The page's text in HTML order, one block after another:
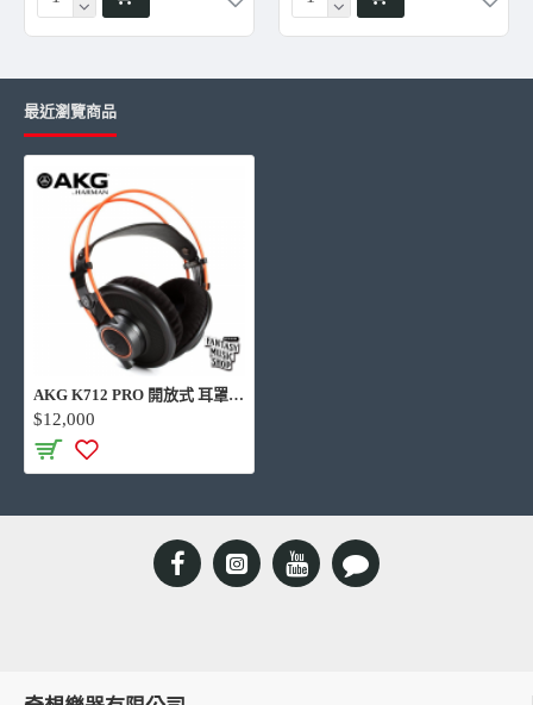
電線長度 (m)：3m
重量 (g克)：235
接點：3針式鍍金
傳輸線類型：可拆式
配戴類型：耳罩式
應用場所：錄音室調音 錄音室監聽 混音製作
折疊與否：不可折疊
設計類型：開放式
耳墊更換：可
最近瀏覽商品
AKG K712 PRO 開放式 耳罩式監聽耳機
$12,000